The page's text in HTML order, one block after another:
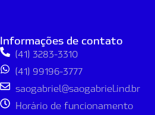
Informações de contato
(41) 3283-3310
(41) 99196-3777
saogabriel@saogabriel.ind.br
Horário de funcionamento